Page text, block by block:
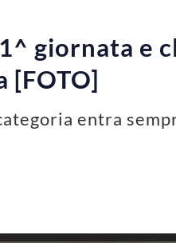
giornata e
[FOTO]
entra